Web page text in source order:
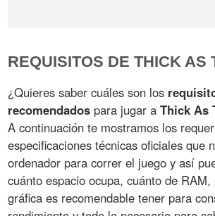
REQUISITOS DE THICK AS
¿Quieres saber cuáles son los
recomendados para jugar aThick As
A continuación te mostramos los
especificaciones técnicas oficiales que
ordenador para correr el juego y así
cuánto espacio ocupa, cuánto de
gráfica es recomendable tener para